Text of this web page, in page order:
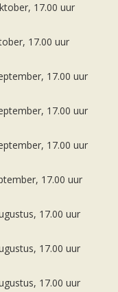
17.00 uur
17.00 uur
17.00 uur
17.00 uur
17.00 uur
17.00 uur
17.00 uur
17.00 uur
17.00 uur